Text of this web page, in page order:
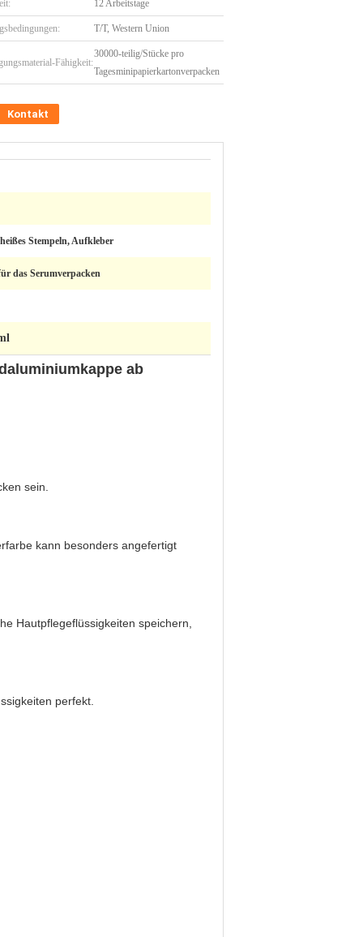
12 Arbeitstage
T/T, Western Union
Fähigkeit:
30000-teilig/Stücke pro
Tagesminipapierkartonverpacken
Kontakt
Stempeln, Aufkleber
das Serumverpacken
ab
sein.
kann besonders angefertigt
Hautpflegeflüssigkeiten speichern,
perfekt.